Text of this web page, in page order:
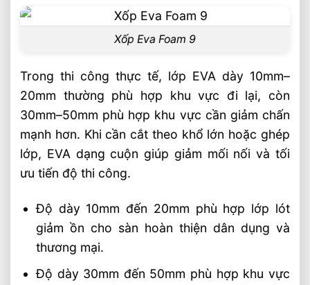
Xốp Tấm EVA 20mm Chống Sốc Cho
Thiết Bị Công Nghiệp
Khi Vận Chuyển
Xốp EVA Cách Nhiệt Cho Nhà Xưởng Hiệu
Quả Bền Bỉ An Toàn
Xốp EVA Đen Cứng Độ Bền Cao Ứng
Dụng Lót Sàn Và Cách Âm
Thảm Thể Thao EVA 1mx1m Chịu Lực Cao
Sản Xuất Thảm Thể Thao EVA Theo Kích
Thước 1mx1m
Tấm EVA Foam 1mm – 50mm Sản Xuất
Xốp Eva Foam 9
Trong thi công thực tế, lớp EVA dày 10mm–
20mm thường phù hợp khu vực đi lại, còn
30mm–50mm phù hợp khu vực cần giảm chấn
mạnh hơn. Khi cần cắt theo khổ lớn hoặc ghép
lớp, EVA dạng cuộn giúp giảm mối nối và tối
ưu tiến độ thi công.
Độ dày 10mm đến 20mm phù hợp lớp lót
giảm ồn cho sàn hoàn thiện dân dụng và
thương mại.
Độ dày 30mm đến 50mm phù hợp khu vực